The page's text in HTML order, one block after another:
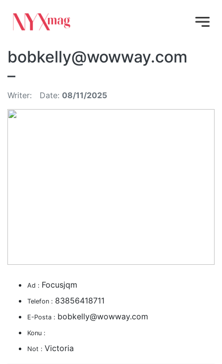
bobkelly@wowway.com
–
Writer: Date: 08/11/2025
Ad : Focusjqm
Telefon : 83856418711
E-Posta : bobkelly@wowway.com
Konu :
Not : Victoria